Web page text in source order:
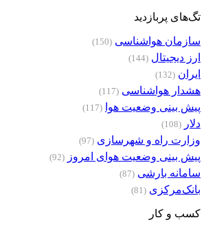
تگ‌های پربازدید
سازمان هواشناسی (150)
ارز دیجیتال (144)
ایران (132)
هشدار هواشناسی (117)
پیش بینی وضعیت هوا (117)
دلار (108)
وزارت راه و شهرسازی (97)
پیش بینی وضعیت هوای امروز (92)
سامانه بارشی (87)
بانک‌مرکزی (81)
کسب و کار